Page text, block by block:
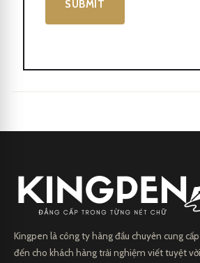
Kingpen là công ty hàng đầu chuyên cung
đến cho khách hàng trải nghiệm viết tuyệt